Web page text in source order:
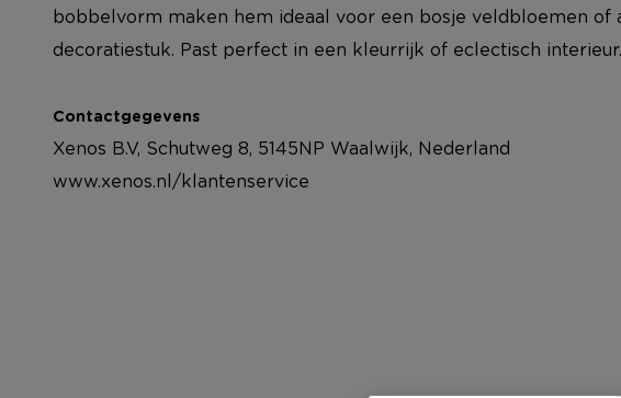
bobbelvorm maken hem ideaal voor een bosje veldbloemen of
decoratiestuk. Past perfect in een kleurrijk of eclectisch interieur.
Contactgegevens
Xenos B.V, Schutweg 8, 5145NP Waalwijk, Nederland
www.xenos.nl/klantenservice